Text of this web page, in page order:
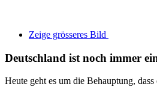
Zeige grösseres Bild
Deutschland ist noch immer
Heute geht es um die Behauptung,